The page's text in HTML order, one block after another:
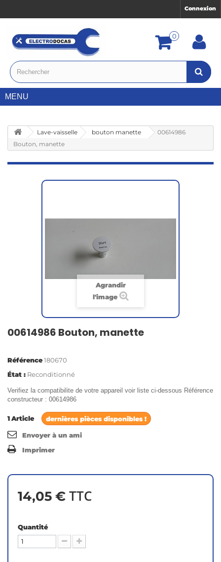
Connexion
0
MENU
Lave-vaisselle bouton manette
00614986
Bouton, manette
Agrandir
l'image
00614986 Bouton, manette
Référence180670
État : Reconditionné
Verifiez la compatibilite de votre appareil voir liste ci-dessous Référence
constructeur : 00614986
1Article dernières pièces disponibles !
Envoyer à un ami
Imprimer
14,05 € TTC
Quantité